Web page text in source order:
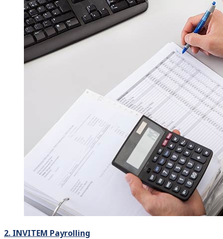
2. INVITEM Payrolling